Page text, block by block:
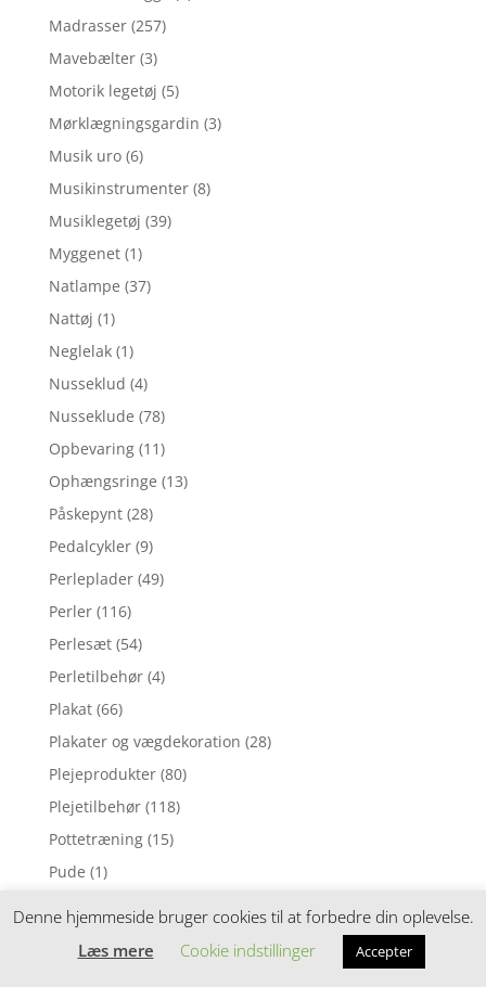
Madrasser (257)
Mavebælter (3)
Motorik legetøj (5)
Mørklægningsgardin (3)
Musik uro (6)
Musikinstrumenter (8)
Musiklegetøj (39)
Myggenet (1)
Natlampe (37)
Nattøj (1)
Neglelak (1)
Nusseklud (4)
Nusseklude (78)
Opbevaring (11)
Ophængsringe (13)
Påskepynt (28)
Pedalcykler (9)
Perleplader (49)
Perler (116)
Perlesæt (54)
Perletilbehør (4)
Plakat (66)
Plakater og vægdekoration (28)
Plejeprodukter (80)
Plejetilbehør (118)
Pottetræning (15)
Pude (1)
Denne hjemmeside bruger cookies til at forbedre din oplevelse.
Læs mere
Cookie indstillinger Accepter